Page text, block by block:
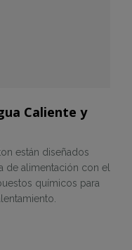
Caliente y
están diseñados
de alimentación con el
químicos para